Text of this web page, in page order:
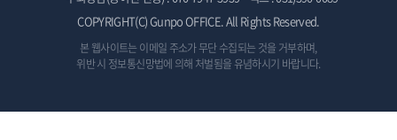
COPYRIGHT(C) Gunpo OFFICE. All Rights Reserved.
본 웹사이트는 이메일 주소가 무단 수집되는 것을 거부하며,
위반 시 정보통신망법에 의해 처벌됨을 유념하시기 바랍니다.